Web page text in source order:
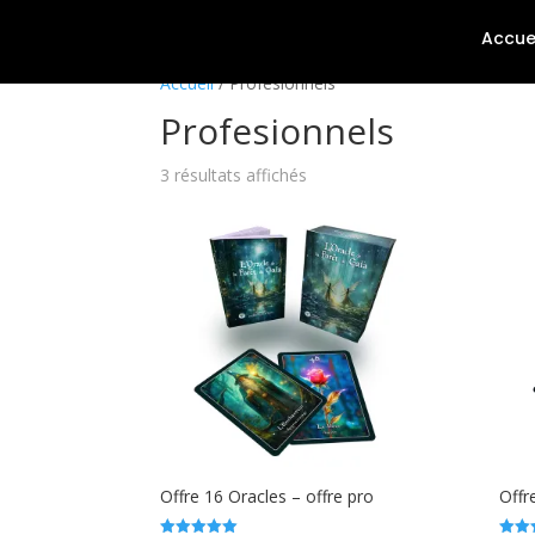
Accueil/ Profesionnels
Profesionnels
3 résultats affichés
Offre 16 Oracles – offre pro